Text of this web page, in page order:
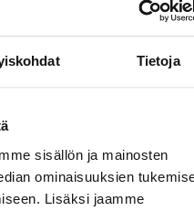
Tietoja
sisällön ja mainosten
ominaisuuksien
Lisäksi jaamme
studio (max 30 clienti)